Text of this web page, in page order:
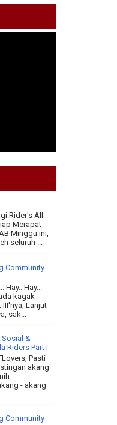
Rider's All
Merapat
Minggu ini,
seluruh ...
Community
Hay...
kagak
Lanjut
sak...
Sosial &
Riders Part I
Pasti
akang
- akang
Community